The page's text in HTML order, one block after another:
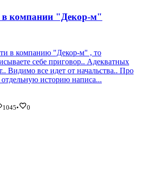
в компании "Декор-м"
в компанию "Декор-м" , то
себе приговор.. Адекватных
Видимо все идет от начальства.. Про
историю написа...
1045•
0